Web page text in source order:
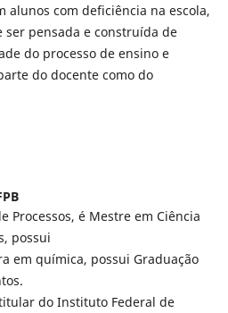
alunos com deficiência na escola,
ser pensada e construída de
do processo de ensino e
do docente como do
Processos, é Mestre em Ciência
possui
em química, possui Graduação
do Instituto Federal de